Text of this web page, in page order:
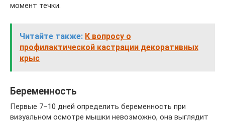
момент течки.
Читайте также: К вопросу о
профилактической кастрации декоративных
крыс
Беременность
Первые 7–10 дней определить беременность при
визуальном осмотре мышки невозможно, она выглядит